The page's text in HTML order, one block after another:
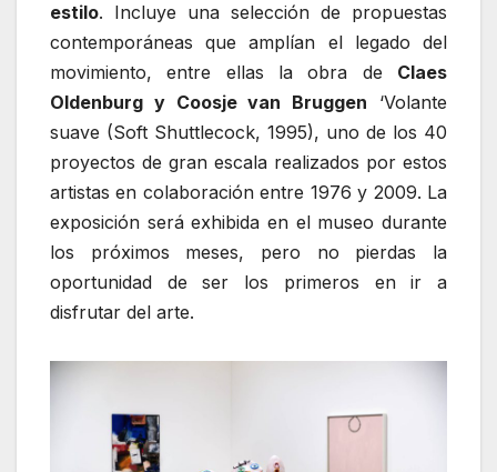
estilo. Incluye una selección de propuestas
contemporáneas que amplían el legado del
movimiento, entre ellas la obra de Claes
Oldenburg y Coosje van Bruggen ‘Volante
suave (Soft Shuttlecock, 1995), uno de los 40
proyectos de gran escala realizados por estos
artistas en colaboración entre 1976 y 2009. La
exposición será exhibida en el museo durante
los próximos meses, pero no pierdas la
oportunidad de ser los primeros en ir a
disfrutar del arte.